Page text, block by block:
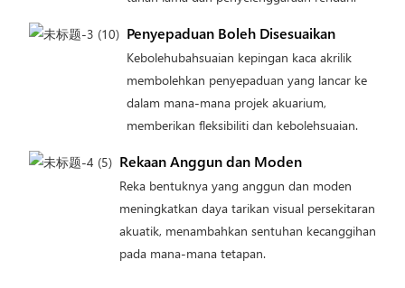
Penyepaduan Boleh Disesuaikan
Kebolehubahsuaian kepingan kaca akrilik
membolehkan penyepaduan yang lancar ke
dalam mana-mana projek akuarium,
memberikan fleksibiliti dan kebolehsuaian.
Rekaan Anggun dan Moden
Reka bentuknya yang anggun dan moden
meningkatkan daya tarikan visual persekitaran
akuatik, menambahkan sentuhan kecanggihan
pada mana-mana tetapan.